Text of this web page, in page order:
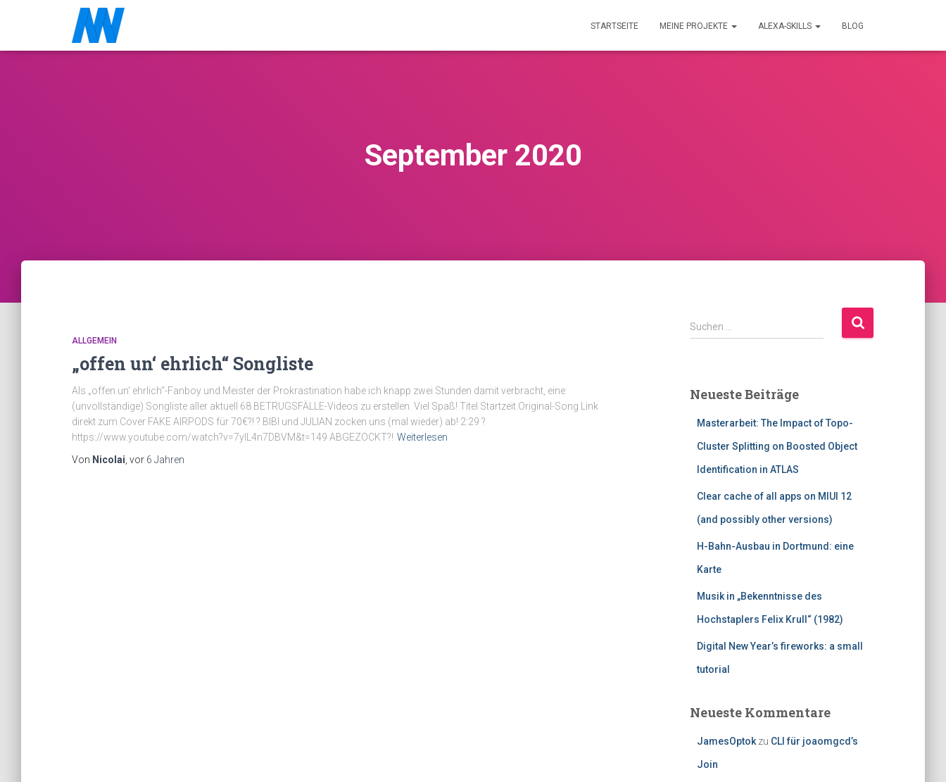
STARTSEITE MEINE PROJEKTE ALEXA-SKILLS BLOG
September 2020
ALLGEMEIN
„offen un‘ ehrlich“ Songliste
Als „offen un‘ ehrlich“-Fanboy und Meister der Prokrastination habe ich knapp zwei Stunden damit verbracht, eine
(unvollständige) Songliste aller aktuell 68 BETRUGSFÄLLE-Videos zu erstellen. Viel Spaß! Titel Startzeit Original-Song Link
direkt zum Cover FAKE AIRPODS für 70€?! ? BIBI und JULIAN zocken uns (mal wieder) ab! 2:29 ?
https://www.youtube.com/watch?v=7ylL4n7DBVM&t=149 ABGEZOCKT?! Weiterlesen
Von Nicolai , vor 6 Jahren
S
u
n
Suchen …
Neueste Beiträge
Masterarbeit: The Impact of Topo-
Cluster Splitting on Boosted Object
Identification in ATLAS
Clear cache of all apps on MIUI 12
(and possibly other versions)
H-Bahn-Ausbau in Dortmund: eine
Karte
Musik in „Bekenntnisse des
Hochstaplers Felix Krull“ (1982)
Digital New Year’s fireworks: a small
tutorial
Neueste Kommentare
JamesOptokzu CLI für joaomgcd’s
Join